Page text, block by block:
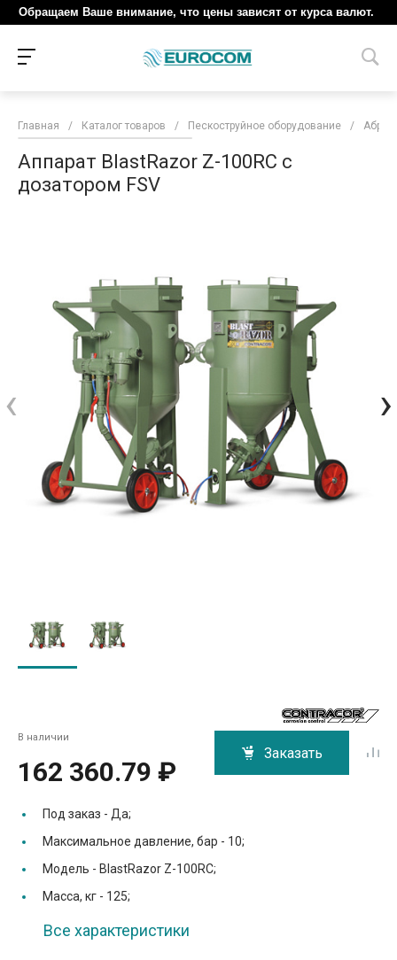
Обращаем Ваше внимание, что цены зависят от курса валют.
Главная / Каталог товаров / Пескоструйное оборудование /
Аппарат BlastRazor Z-100RC c
дозатором FSV
‹ ›
В наличии
162 360.79 ₽
Заказать
Под заказ - Да;
Максимальное давление, бар - 10;
Модель - BlastRazor Z-100RC;
Масса, кг - 125;
Все характеристики